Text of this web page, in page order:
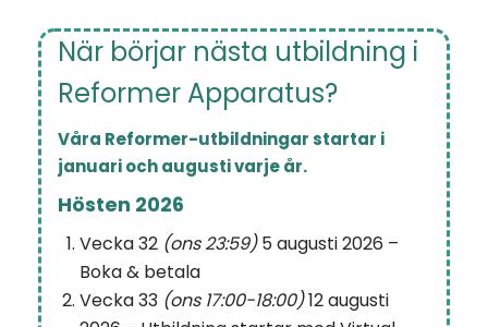
När börjar nästa utbildning i
Reformer Apparatus?
Våra Reformer-utbildningar startar i
januari och augusti varje år.
Hösten 2026
Vecka 32 (ons 23:59)5 augusti 2026 –
Boka & betala
Vecka 33 (ons 17:00-18:00)12 augusti